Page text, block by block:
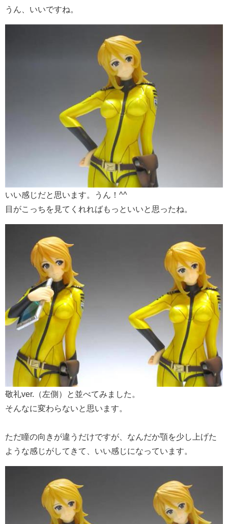
うん、いいですね。
いい感じだと思います。うん！^^
目がこっちを見てくれればもっといいと思ったね。
敬礼ver.（左側）と並べてみました。
そんなに変わらないと思います。
ただ瞳の向きが違うだけですが、なんだか顎を少し上げた
ような感じがしてきて、いい感じになっています。